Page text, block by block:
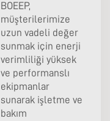
BOEEP,
müşterilerimize
uzun vadeli değer
sunmak için enerji
verimliliği yüksek
ve performanslı
ekipmanlar
sunarak işletme ve
bakım